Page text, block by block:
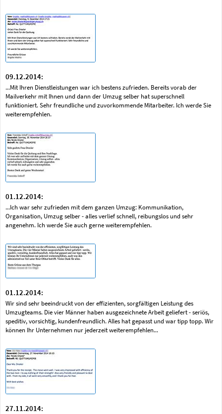
09.12.2014:
...Mit Ihren Dienstleistungen war ich bestens zufrieden. Bereits vorab der
Mailverkehr mit Ihnen und dann der Umzug selber hat superschnell
funktioniert. Sehr freundliche und zuvorkommende Mitarbeiter. Ich werde Sie
weiterempfehlen.
01.12.2014:
...Ich war sehr zufrieden mit dem ganzen Umzug: Kommunikation,
Organisation, Umzug selber - alles verlief schnell, reibungslos und sehr
angenehm. Ich werde Sie auch gerne weiterempfehlen.
01.12.2014:
Wir sind sehr beeindruckt von der effizienten, sorgfältigen Leistung des
Umzugteams. Die vier Männer haben ausgezeichnete Arbeit geliefert - seriös,
speditiv, vorsichtig, kundenfreundlich. Alles hat gepasst und war tipp topp. Wir
können Ihr Unternehmen nur jederzeit weiterempfehlen...
27.11.2014: